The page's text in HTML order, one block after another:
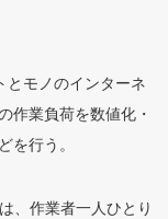
モノのインターネ
作業負荷を数値化・
を行う。
、作業者一人ひとり